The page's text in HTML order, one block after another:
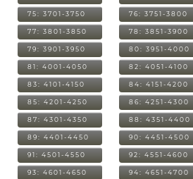
75: 3701-3750 76: 3751-3800
77: 3801-3850 78: 3851-3900
79: 3901-3950 80: 3951-4000
81: 4001-4050 82: 4051-4100
83: 4101-4150 84: 4151-4200
85: 4201-4250 86: 4251-4300
87: 4301-4350 88: 4351-4400
89: 4401-4450 90: 4451-4500
91: 4501-4550 92: 4551-4600
93: 4601-4650 94: 4651-4700